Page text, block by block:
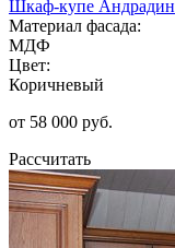
Шкаф-купе Андрадин
Материал фасада:
МДФ
Цвет:
Коричневый
от 58 000 руб.
Рассчитать